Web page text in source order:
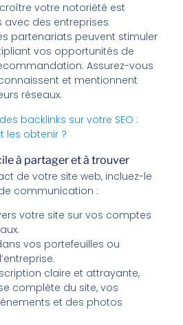
votre notoriété est
avec des entreprises
partenariats peuvent stimuler
vos opportunités de
Assurez-vous
et mentionnent
réseaux.
backlinks sur votre SEO :
les obtenir ?
à partager et à trouver
de votre site web, incluez-le
communication :
votre site sur vos comptes
vos portefeuilles ou
claire et attrayante,
complète du site, vos
et des photos